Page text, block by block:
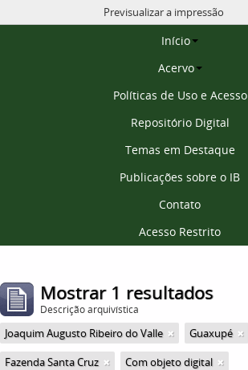
Página inicial
Início
Acervo
Políticas de Uso e Acesso
Repositório Digital
Temas em Destaque
Publicações sobre o IB
Contato
Acesso Restrito
Previsualizar a impressão
Mostrar 1 resultados
Descrição arquivística
Joaquim Augusto Ribeiro do Valle
Guaxupé
Fazenda Santa Cruz
Com objeto digital